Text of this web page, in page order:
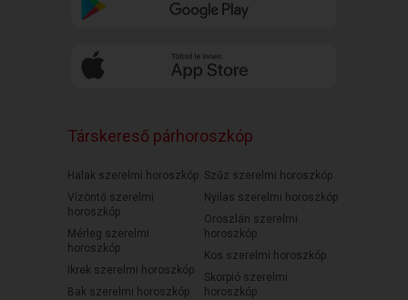
Társkereső párhoroszkóp
Halak szerelmi horoszkóp
Vízöntő szerelmi
horoszkóp
Mérleg szerelmi
horoszkóp
Ikrek szerelmi horoszkóp
Bak szerelmi horoszkóp
Szűz szerelmi horoszkóp
Nyilas szerelmi horoszkóp
Oroszlán szerelmi
horoszkóp
Kos szerelmi horoszkóp
Skorpió szerelmi
horoszkóp